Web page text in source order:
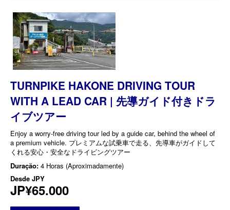
TURNPIKE HAKONE DRIVING TOUR
WITH A LEAD CAR | 先導ガイド付きドラ
イブツアー
Enjoy a worry-free driving tour led by a guide car, behind the wheel of
a premium vehicle. プレミアムな試乗車で走る、先導車がガイドして
くれる安心・安全なドライビングツアー
Duração: 4 Horas (Aproximadamente)
Desde JPY
JP¥65.000